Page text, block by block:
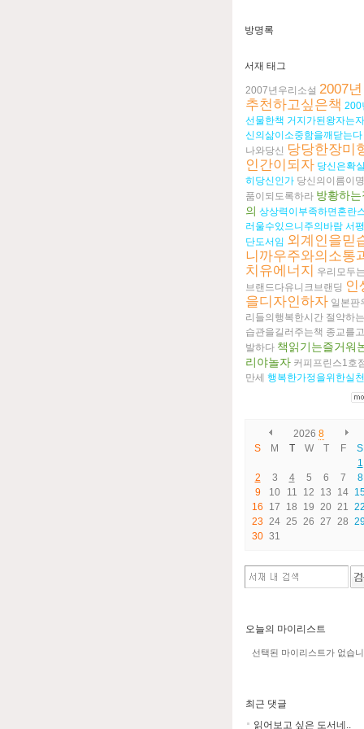
방명록
서재 태그
2007년우리소설 2007년
추천하고싶은책 200
선물한책 거지가된왕자는자
신의삶이소중함을깨닫는다
나와당신 당당한장미
인간이되자 당신은확실
히당신인가 당신의이름이명
품이되도록하라 방황하는
의 상상력이부족하면혼란
러울수있으니주의바람 서평
단도서임 외계인을믿
니까우주와의소통
치유에너지 우리모두는
브랜드다유니크브랜딩 인
을디자인하자 일본판
리들의행복한시간 절약하는
습관을길러주는책 종교를고
발하다 책읽기는즐거워
리야놀자 커피프린스1호
만세 행복한가정을위한실천
2026 8
S
M T W T F
S
1
2
3 4 5 6 7
8
9
10 11 12 13 14
16
17 18 19 20 21
22
23 24 25 26 27 28
30 31
오늘의 마이리스트
선택된 마이리스트가 없습니
최근 댓글
읽어보고 싶은 도서네..